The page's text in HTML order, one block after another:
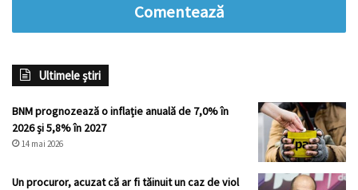
Comentează
Ultimele știri
BNM prognozează o inflație anuală de 7,0% în
2026 și 5,8% în 2027
14 mai 2026
Un procuror, acuzat că ar fi tăinuit un caz de viol